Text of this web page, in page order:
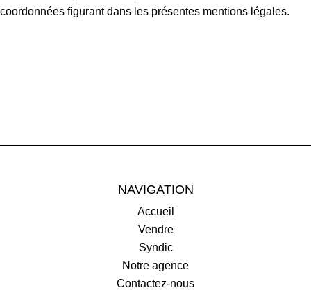
coordonnées figurant dans les présentes mentions légales.
NAVIGATION
Accueil
Vendre
Syndic
Notre agence
Contactez-nous